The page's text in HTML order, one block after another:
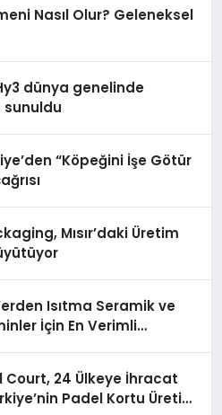
Nasıl Olur? Geleneksel
dünya genelinde
sunuldu
“Köpeğini İşe Götür
Mısır’daki Üretim
Isıtma Seramik ve
İçin En Verimli
Court, 24 Ülkeye İhracat
Padel Kortu Üretim